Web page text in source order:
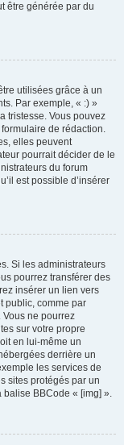
être générée par du
utilisées grâce à un
Par exemple, « :) »
tristesse. Vous pouvez
de rédaction.
elles peuvent
pourrait décider de le
du forum
est possible d’insérer
Si les administrateurs
pourrez transférer des
insérer un lien vers
public, comme par
Vous ne pourrez
sur votre propre
en lui-même un
derrière un
les services de
sites protégés par un
balise BBCode « [img] ».